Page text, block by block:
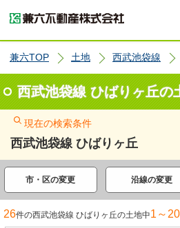
兼六TOP 土地 西武池袋線
西武池袋線 ひばりヶ丘の
現在の検索条件
西武池袋線 ひばりヶ丘
市・区の変更 沿線の変更
26件の西武池袋線 ひばりヶ丘の土地中1～20